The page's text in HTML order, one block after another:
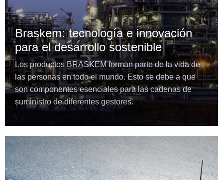
Braskem: tecnología e innovación
para el desarrollo sostenible
Los productos BRASKEM forman parte de la vida de
las personas en todo el mundo. Esto se debe a que
son componentes esenciales para las cadenas de
suministro de diferentes gestores.